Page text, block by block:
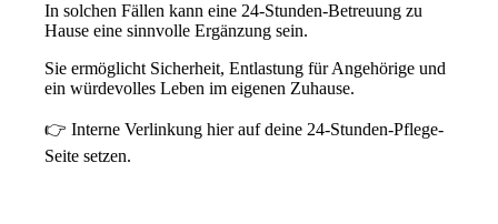
In solchen Fällen kann eine 24-Stunden-Betreuung zu
Hause eine sinnvolle Ergänzung sein.
Sie ermöglicht Sicherheit, Entlastung für Angehörige und
ein würdevolles Leben im eigenen Zuhause.
👉 Interne Verlinkung hier auf deine 24-Stunden-Pflege-
Seite setzen.